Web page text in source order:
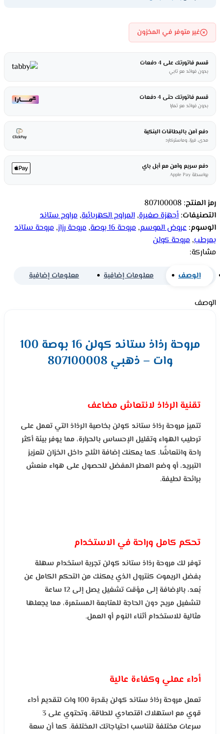
غير متوفر في المخزون
قسم فاتورتك على 4 دفعات
بدون فوائد مع تابي
قسم فاتورتك حتى 4 دفعات
بدون فوائد مع تمارا
دفع آمن بالبطاقات البنكية
مدى، فيزا، وماستركارد
دفع سريع وآمن مع أبل باي
بواسطة Apple Pay
رمز المنتج: 807100008
التصنيفات: أجهزة صغيرة, المراوح الكهربائية, مراوح ستاند
الوسوم: عروض الموسم, مروحة 16 بوصة , مروحة رزاز, مروحة ستاند
بمرطب, مروحة كولن
مشاركة:
الوصف معلومات إضافية معلومات إضافية
الوصف
مروحة رذاذ ستاند كولن 16 بوصة 100
وات – ذهبي 807100008
تقنية الرذاذ لانتعاش مضاعف
تتميز مروحة رذاذ ستاند كولن بخاصية الرذاذ التي تعمل على
ترطيب الهواء وتقليل الإحساس بالحرارة، مما يوفر بيئة أكثر
راحة وانتعاشًا. كما يمكنك إضافة الثلج داخل الخزان لتعزيز
التبريد، أو وضع العطر المفضل للحصول على هواء منعش
برائحة لطيفة.
تحكم كامل وراحة في الاستخدام
توفر لك مروحة رذاذ ستاند كولن تجربة استخدام سهلة
بفضل الريموت كنترول الذي يمكنك من التحكم الكامل عن
بُعد، بالإضافة إلى مؤقت تشغيل يصل إلى 12 ساعة
لتشغيل مريح دون الحاجة للمتابعة المستمرة، مما يجعلها
مثالية للاستخدام أثناء النوم أو العمل.
أداء عملي وكفاءة عالية
تعمل مروحة رذاذ ستاند كولن بقدرة 100 وات لتقديم أداء
قوي مع استهلاك اقتصادي للطاقة، وتحتوي على 3
سرعات مختلفة لتناسب احتياجاتك المختلفة. كما أن سعة